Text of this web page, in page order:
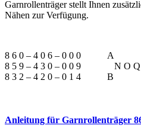
Garnrollenträger stellt Ihnen
Nähen zur Verfügung.
8 6 0 – 4 0 6 – 0 0 0
A
8 5 9 – 4 3 0 – 0 0 9
N O Q
8 3 2 – 4 2 0 – 0 1 4
B
Anleitung für Garnrollenträger